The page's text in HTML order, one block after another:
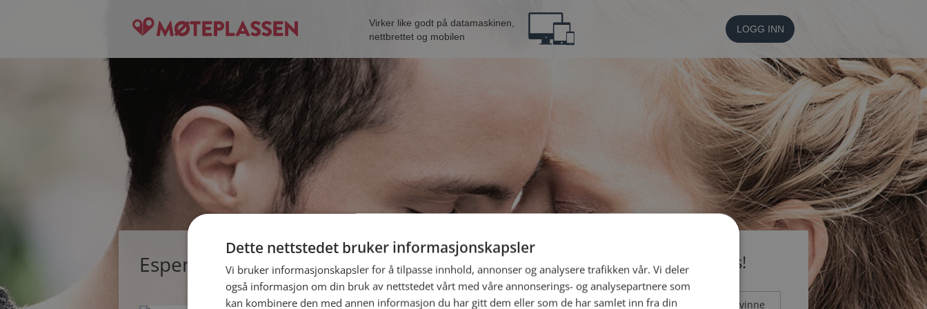
Virker like godt på datamaskinen,
nettbrettet og mobilen
LOGG INN
Espen, single mann fra Trondheim Bli medlem gratis!
Jeg er en: Mann Kvinne
Dette nettstedet bruker informasjonskapsler
Vi bruker informasjonskapsler for å tilpasse innhold, annonser og analysere trafikken vår. Vi deler
også informasjon om din bruk av nettstedet vårt med våre annonserings- og analysepartnere som
kan kombinere den med annen informasjon du har gitt dem eller som de har samlet inn fra din